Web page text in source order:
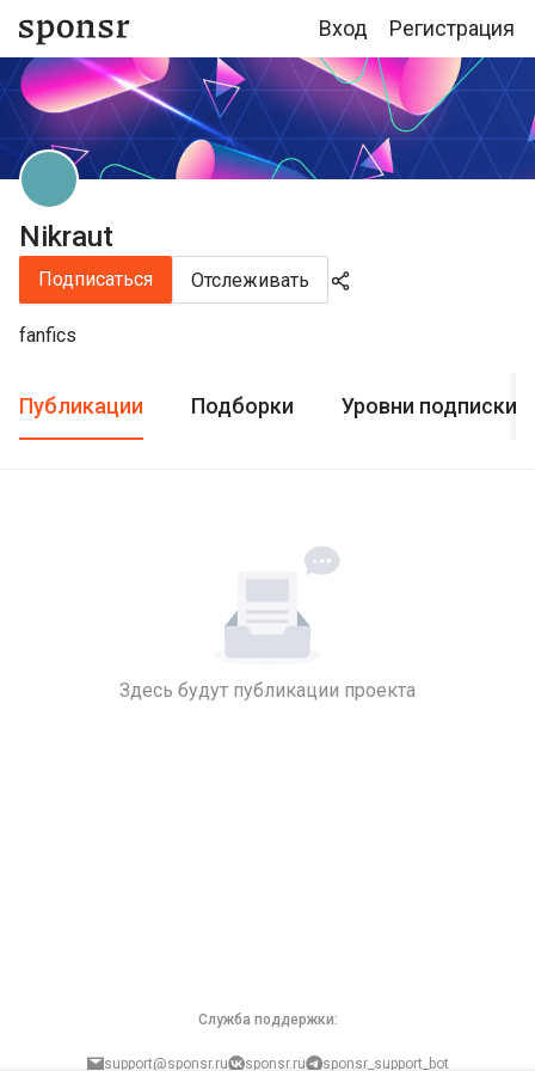
Вход Регистрация
Nikraut
Подписаться Отслеживать
fanfics
Публикации Подборки Уровни подписки
Здесь будут публикации проекта
Служба поддержки:
support@sponsr.ru sponsr.ru sponsr_support_bot